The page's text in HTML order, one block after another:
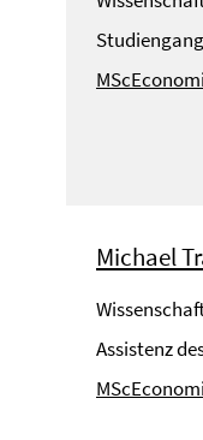
Michael
Assistenz